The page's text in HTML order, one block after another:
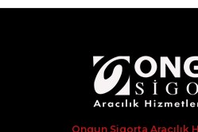
Ongun Sigorta Aracılık